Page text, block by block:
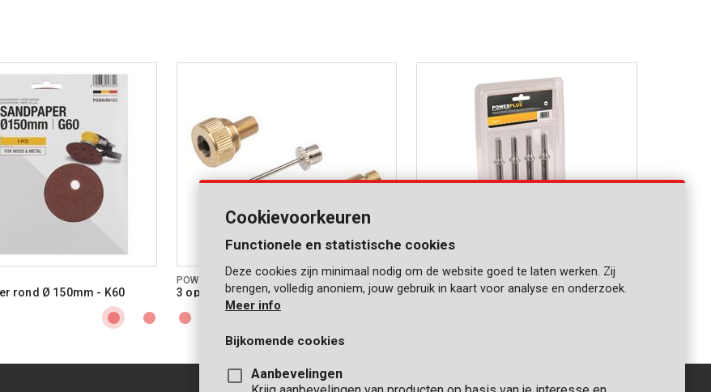
rond Ø 150mm - K60
POWAIR0101
3 opzetstukken 4-dlg beitelset
Cookievoorkeuren
Functionele en statistische cookies
Deze cookies zijn minimaal nodig om de website goed te laten werken. Zij
brengen, volledig anoniem, jouw gebruik in kaart voor analyse en onderzoek.
Meer info
Bijkomende cookies
Aanbevelingen